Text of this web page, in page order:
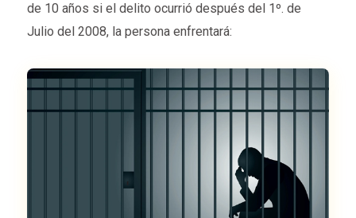
de 10 años si el delito ocurrió después del 1º. de
Julio del 2008, la persona enfrentará: